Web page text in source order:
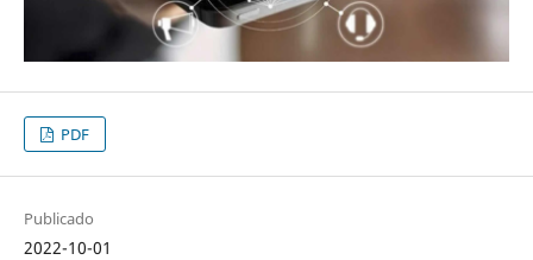
PDF
Publicado
2022-10-01